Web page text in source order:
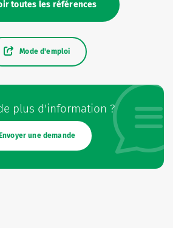
toutes les références
plus d'information ?
une demande
Mode d'emploi